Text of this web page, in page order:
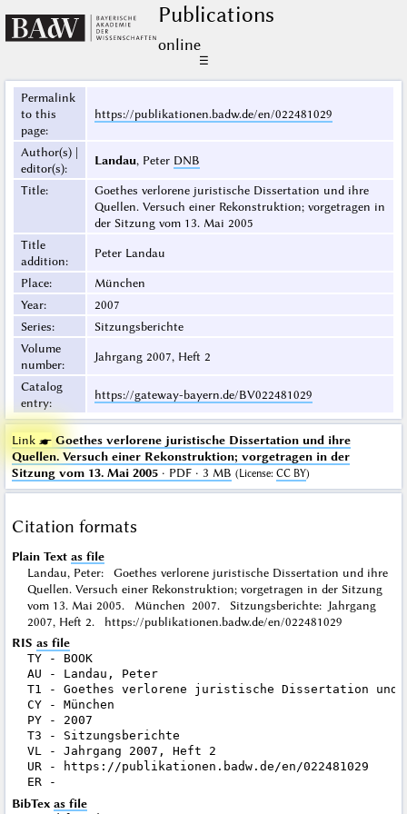
Publications
online
☰
Permalink
to this
page:
https://publikationen.badw.de/en/022481029
Author(s) |
editor(s):
Landau, Peter DNB
Title:
Goethes verlorene juristische Dissertation und ihre
Quellen. Versuch einer Rekonstruktion; vorgetragen in
der Sitzung vom 13. Mai 2005
Title
addition:
Peter Landau
Place:
München
Year:
2007
Series:
Sitzungsberichte
Volume
number:
Jahrgang 2007, Heft 2
Catalog
entry:
https://gateway-bayern.de/BV022481029
Link ☛ Goethes verlorene juristische Dissertation und ihre
Quellen. Versuch einer Rekonstruktion; vorgetragen in der
Sitzung vom 13. Mai 2005· PDF · 3 MB (License: CC BY)
Citation formats
Plain Text as file
Landau, Peter: Goethes verlorene juristische Dissertation und ihre
Quellen. Versuch einer Rekonstruktion; vorgetragen in der Sitzung
vom 13. Mai 2005. München 2007. Sitzungsberichte: Jahrgang
2007, Heft 2. https://publikationen.badw.de/en/022481029
RIS as file
TY - BOOK
AU - Landau, Peter
T1 - Goethes verlorene juristische Dissertation und
CY - München
PY - 2007
T3 - Sitzungsberichte
VL - Jahrgang 2007, Heft 2
UR - https://publikationen.badw.de/en/022481029
BibTex as file